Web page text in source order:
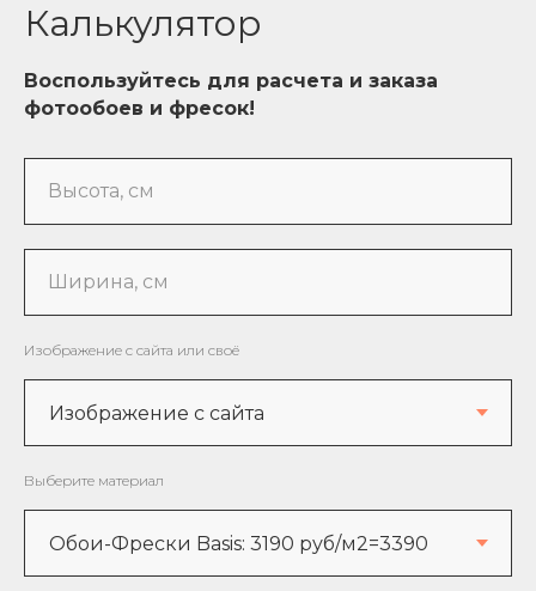
Калькулятор
Воспользуйтесь для расчета и заказа
фотообоев и фресок!
Высота, см
Ширина, см
Изображение с сайта или своё
Выберите материал